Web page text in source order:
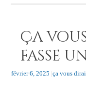
Ça
fasse
février 6, 2025 |ça vous